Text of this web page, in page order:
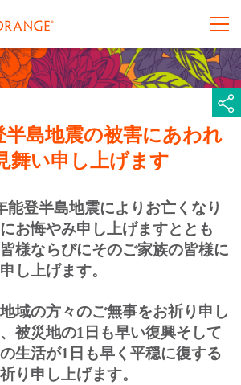
半島地震の被害にあわれ
舞い申し上げます
能登半島地震によりお亡くなり
お悔やみ申し上げますととも
様ならびにそのご家族の皆様に
し上げます。
域の方々のご無事をお祈り申し
被災地の1 日も早い復興そして
生活が1 日も早く平穏に復する
り申し上げます。